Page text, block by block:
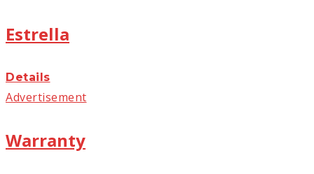
Estrella
Details
Advertisement
Warranty